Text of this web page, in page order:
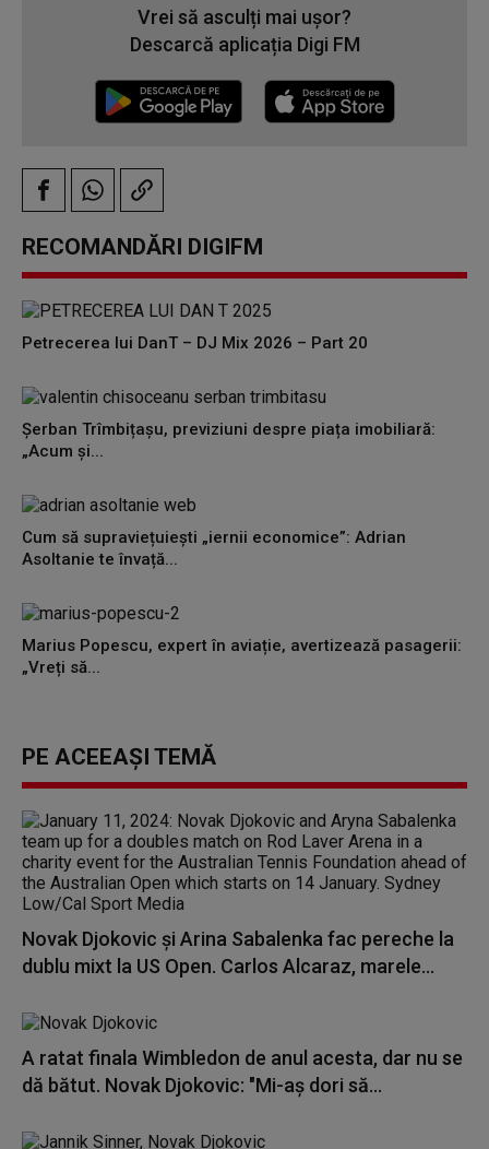
Vrei să asculți mai ușor?
Descarcă aplicația Digi FM
RECOMANDĂRI DIGIFM
Petrecerea lui DanT – DJ Mix 2026 – Part 20
Șerban Trîmbițașu, previziuni despre piața imobiliară:
„Acum și...
Cum să supraviețuiești „iernii economice”: Adrian
Asoltanie te învață...
Marius Popescu, expert în aviație, avertizează pasagerii:
„Vreți să...
PE ACEEAȘI TEMĂ
Novak Djokovic şi Arina Sabalenka fac pereche la
dublu mixt la US Open. Carlos Alcaraz, marele...
A ratat finala Wimbledon de anul acesta, dar nu se
dă bătut. Novak Djokovic: "Mi-aş dori să...